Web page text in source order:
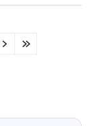
다
마